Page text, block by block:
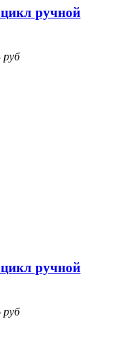
ручной
руб
ручной
руб